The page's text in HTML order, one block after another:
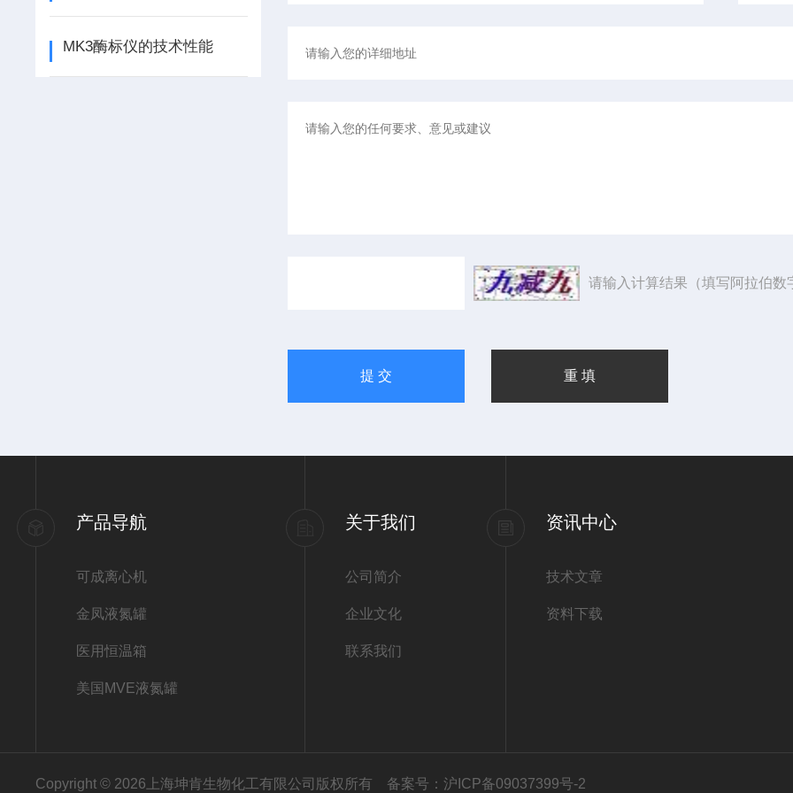
MK3酶标仪的技术性能
请输入计算结果（填写阿拉伯数
产品导航
可成离心机
金凤液氮罐
医用恒温箱
美国MVE液氮罐
关于我们
公司简介
企业文化
联系我们
资讯中心
技术文章
资料下载
Copyright © 2026上海坤肯生物化工有限公司版权所有 备案号：沪ICP备09037399号-2